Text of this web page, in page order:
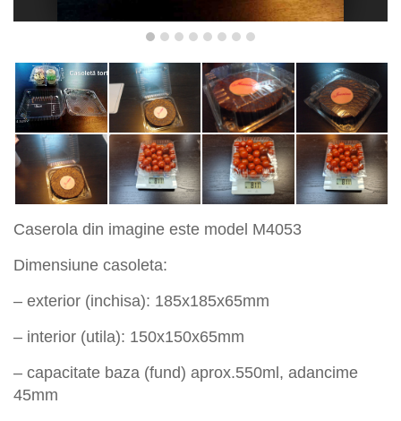
Caserola din imagine este model M4053
Dimensiune casoleta:
– exterior (inchisa): 185x185x65mm
– interior (utila): 150x150x65mm
– capacitate baza (fund) aprox.550ml, adancime
45mm